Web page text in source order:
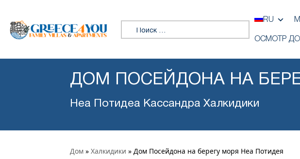
Искать:
RU
ОСМОТР
ДОМ ПОСЕЙДОНА НА
Неа Потидеа Кассандра Халкидики
Дом » Халкидики » Дом Посейдона на берегу моря Неа Потидея